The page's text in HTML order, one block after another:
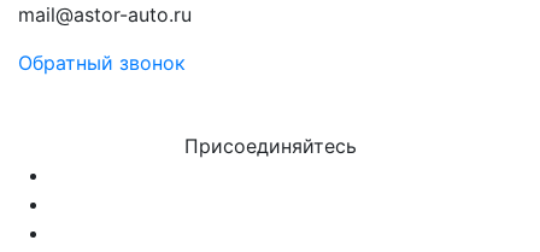
mail@astor-auto.ru
Обратный звонок
Присоединяйтесь